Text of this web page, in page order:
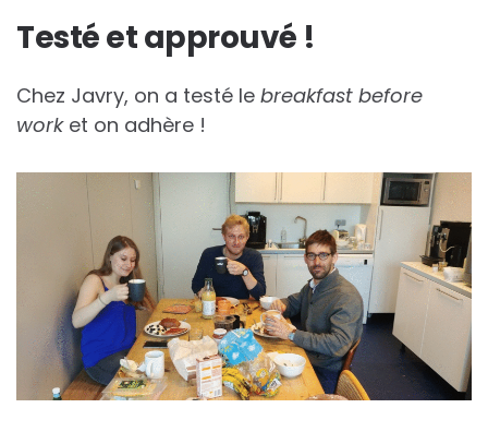
Testé et approuvé !
Chez Javry, on a testé le breakfast before
worket on adhère !